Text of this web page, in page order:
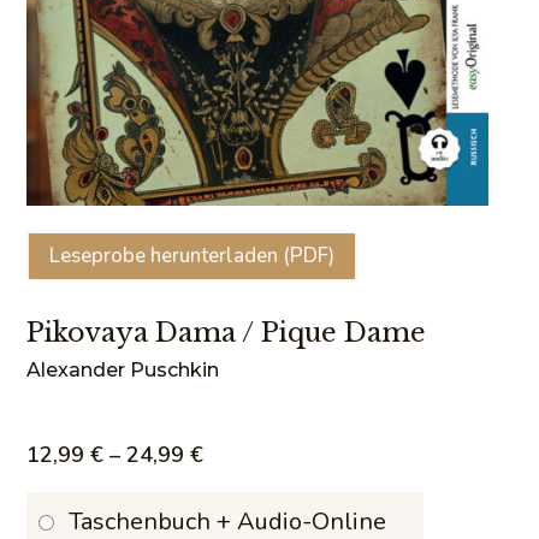
Leseprobe herunterladen (PDF)
Pikovaya Dama / Pique Dame
Alexander Puschkin
12,99€ – 24,99€Price
Taschenbuch + Audio-Online